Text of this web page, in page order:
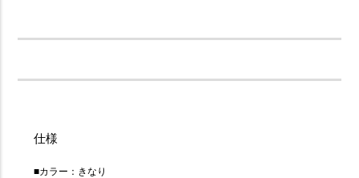
仕様
■カラー：きなり